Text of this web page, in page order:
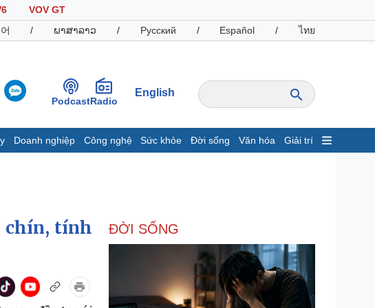
VOV GT
/ ພາສາລາວ / Русский / Español / ไทย
PodcastRadio
English
Doanh nghiệp Công nghệ Sức khỏe Đời sống Văn hóa Giải trí
Giá cà phê
Doanh nghiệp
Thông tin doanh nghiệp
Công nghệ
Sành điệu
chín, tính
ĐỜI SỐNG